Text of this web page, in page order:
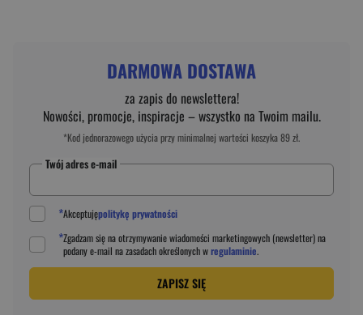
DARMOWA DOSTAWA
za zapis do newslettera!
Nowości, promocje, inspiracje – wszystko na Twoim mailu.
*Kod jednorazowego użycia przy minimalnej wartości koszyka 89 zł.
Twój adres e-mail
*Akceptujępolitykę prywatności
*Zgadzam się na otrzymywanie wiadomości marketingowych (newsletter) na
podanye-mail na zasadach określonych wregulaminie.
ZAPISZ SIĘ